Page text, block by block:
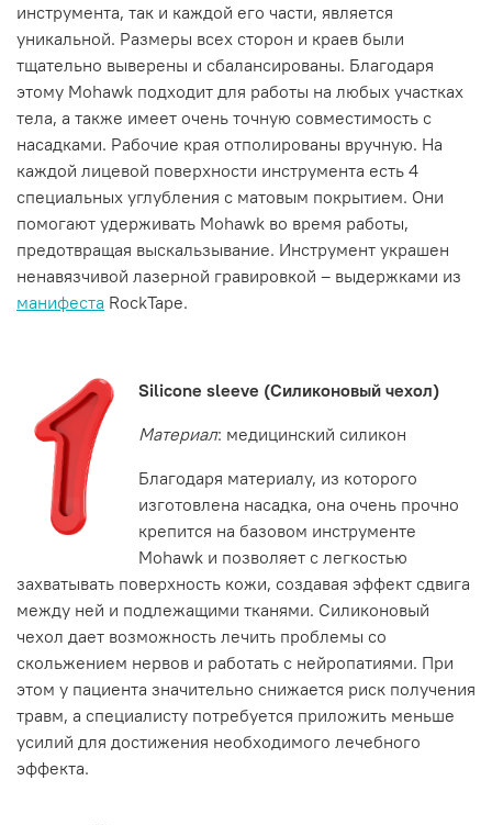
инструмента, так и каждой его части, является
уникальной. Размеры всех сторон и краев были
тщательно выверены и сбалансированы. Благодаря
этому Mohawk подходит для работы на любых участках
тела, а также имеет очень точную совместимость с
насадками. Рабочие края отполированы вручную. На
каждой лицевой поверхности инструмента есть 4
специальных углубления с матовым покрытием. Они
помогают удерживать Mohawk во время работы,
предотвращая выскальзывание. Инструмент украшен
ненавязчивой лазерной гравировкой – выдержками из
манифеста RockTape.
Silicone sleeve (Силиконовый чехол)
Материал: медицинский силикон
Благодаря материалу, из которого
изготовлена насадка, она очень прочно
крепится на базовом инструменте
Mohawk и позволяет с легкостью
захватывать поверхность кожи, создавая эффект сдвига
между ней и подлежащими тканями. Силиконовый
чехол дает возможность лечить проблемы со
скольжением нервов и работать с нейропатиями. При
этом у пациента значительно снижается риск получения
травм, а специалисту потребуется приложить меньше
усилий для достижения необходимого лечебного
эффекта.